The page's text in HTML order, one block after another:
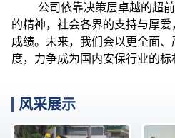
公司依靠决策层卓越的超
的精神，社会各界的支持与厚
成绩。未来，我们会以更全面
度，力争成为国内安保行业的标
风采展示